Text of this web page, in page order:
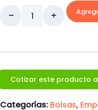
Cotizar este producto
Categorías: Bolsas,